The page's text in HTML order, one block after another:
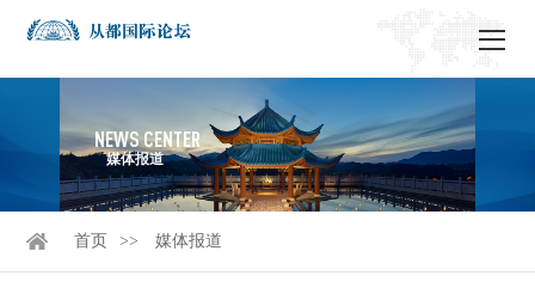
NEWS CENTER
媒体报道
首页 媒体报道